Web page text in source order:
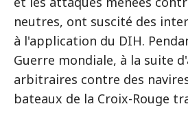
neutres, ont suscité des
à l'application du DIH.
Guerre mondiale, à la suite
arbitraires contre des
bateaux de la Croix-Rouge